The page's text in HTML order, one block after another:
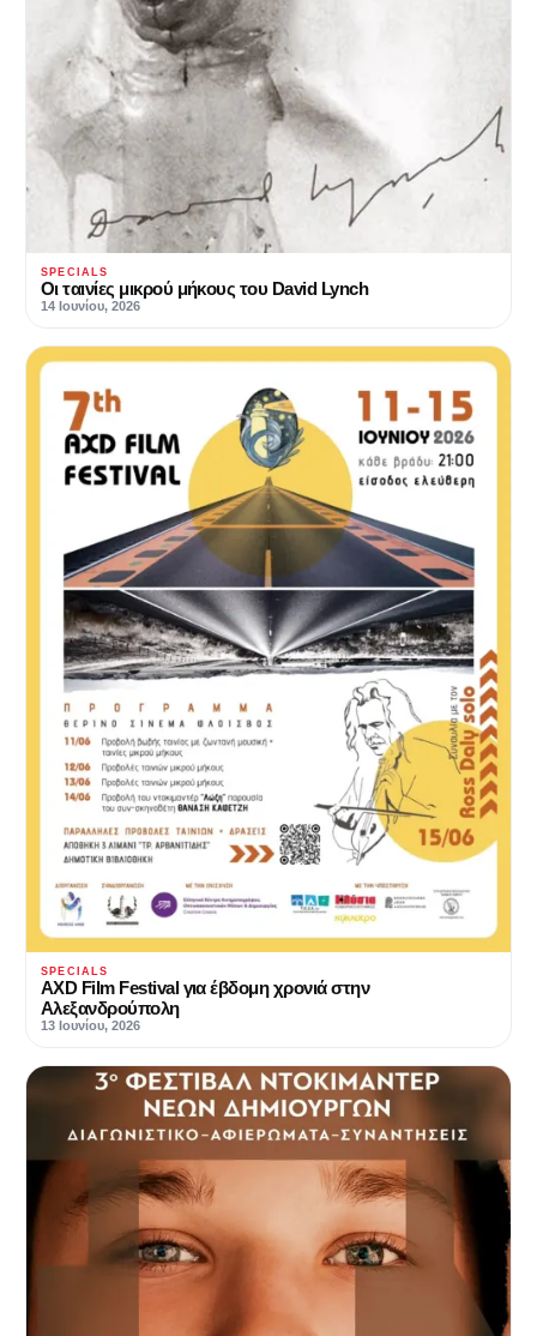
SPECIALS
Οι ταινίες μικρού μήκους του David Lynch
14 Ιουνίου, 2026
SPECIALS
AXD Film Festival για έβδομη χρονιά στην
Αλεξανδρούπολη
13 Ιουνίου, 2026